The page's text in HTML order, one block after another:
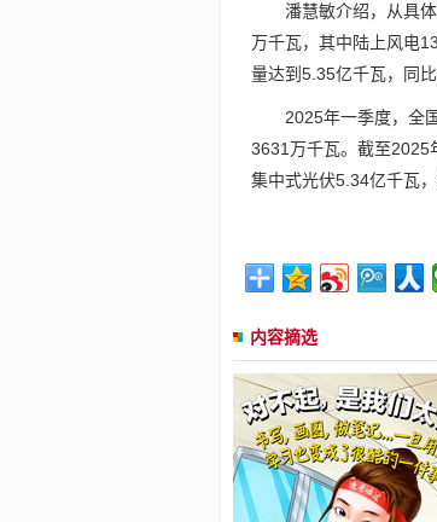
潘慧敏介绍，从具
万千瓦，其中陆上风电
量达到5.35亿千瓦，同
2025年一季度，全
3631万千瓦。截至2025
集中式光伏5.34亿千瓦
内容摘选